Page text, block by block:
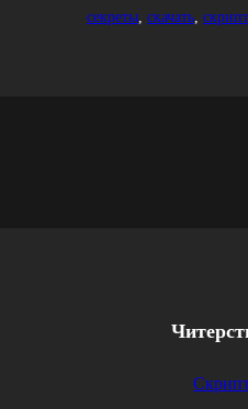
секреты, скачать, скрипт